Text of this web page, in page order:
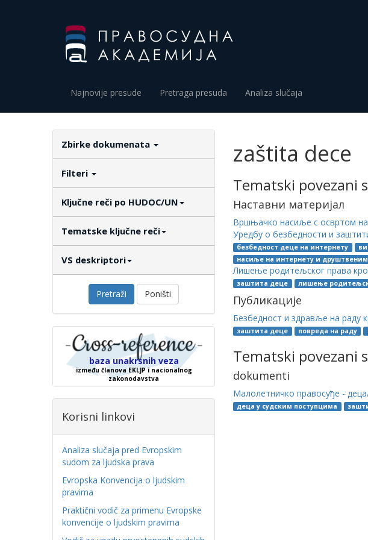
Najnovije presude Pretraga presuda Analiza slučaja
Zbirke dokumenata
Filteri
Ključne reči po HUDOC/UN
Tematske ključne reči
VS deskriptori
Pretraži Poništi
baza unakrsnih veza
između članova EKLJP i nacionalnog
zakonodavstva
Korisni linkovi
Analiza slučaja pred Evropskim
sudom za ljudska prava
Evropska Konvencija o ljudskim
pravima
Praktični vodič za primenu Evropske
konvencije o ljudskim pravima
zaštita dece
Tematski povezani
Наставни материјал
Вршњачко насиље с освртом на
Уредбу о безбедности и
безбедност деце на интернету
насиље на интернету и
Лишeњe рoдитeљскoг прaвa
заштита деце лишење
Публикације
Безбедност и здравље на раду
заштита деце повреда на раду
Tematski povezani
dokumenti
Малолетничко правосуђе -
деца у судским поступцима